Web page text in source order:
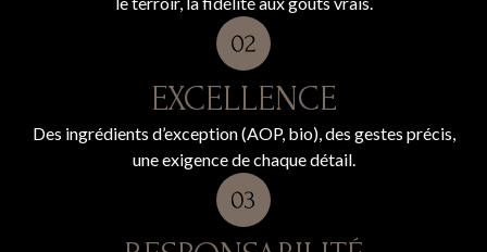
EXCELLENCE
Des ingrédients d’exception (AOP, bio), des gestes précis,
une exigence de chaque détail.